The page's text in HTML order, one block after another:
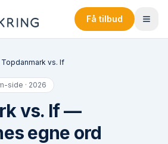
Få tilbud
Topdanmark vs. If
side · 2026
vs. If—
egne ord